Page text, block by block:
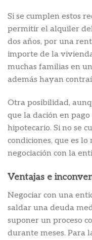
Si se cumplen estos
permitir el alquiler
dos años, por una
importe de la
muchas familias en
además hayan
Otra posibilidad,
que la dación en
hipotecario. Si no se
condiciones, que es
negociación con la
Ventajas e
Negociar con una
saldar una deuda
suponer un proceso
durante meses. Para